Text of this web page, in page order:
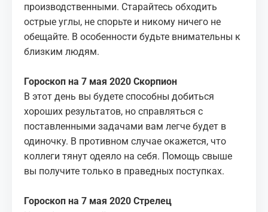
производственными. Старайтесь обходить
острые углы, не спорьте и никому ничего не
обещайте. В особенности будьте внимательны к
близким людям.
Гороскоп на 7 мая 2020 Скорпион
В этот день вы будете способны добиться
хороших результатов, но справляться с
поставленными задачами вам легче будет в
одиночку. В противном случае окажется, что
коллеги тянут одеяло на себя. Помощь свыше
вы получите только в праведных поступках.
Гороскоп на 7 мая 2020 Стрелец